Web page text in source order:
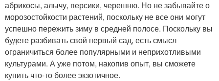
абрикосы, алычу, персики, черешню. Но не забывайте о
морозостойкости растений, поскольку не все они могут
успешно пережить зиму в средней полосе. Поскольку вы
будете разбивать свой первый сад, есть смысл
ограничиться более популярными и неприхотливыми
культурами. А уже потом, накопив опыт, вы сможете
купить что-то более экзотичное.